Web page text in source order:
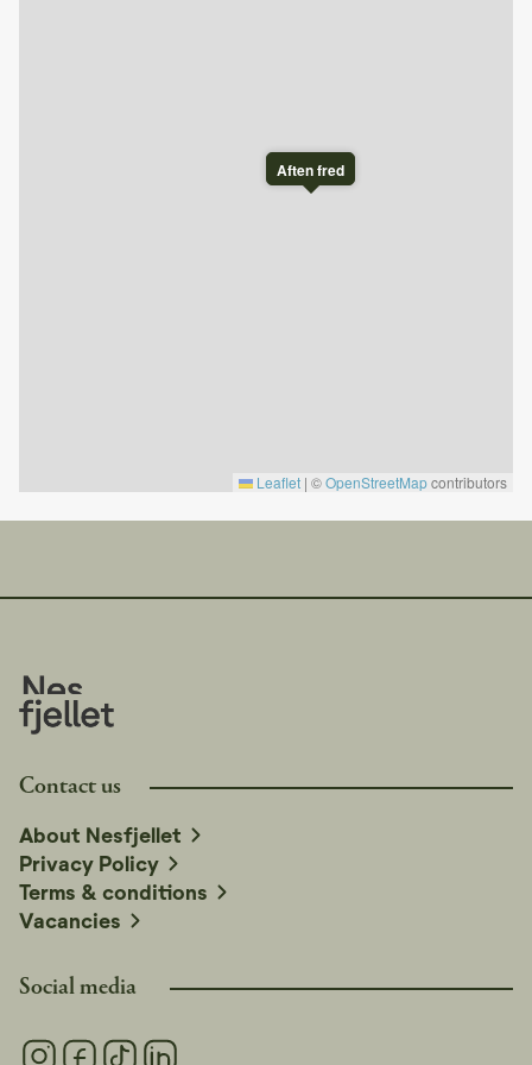
Aften fred
Leaflet | ©OpenStreetMapcontributors
Social media
Contact us
About Nesfjellet
Privacy Policy
Terms & conditions
Vacancies